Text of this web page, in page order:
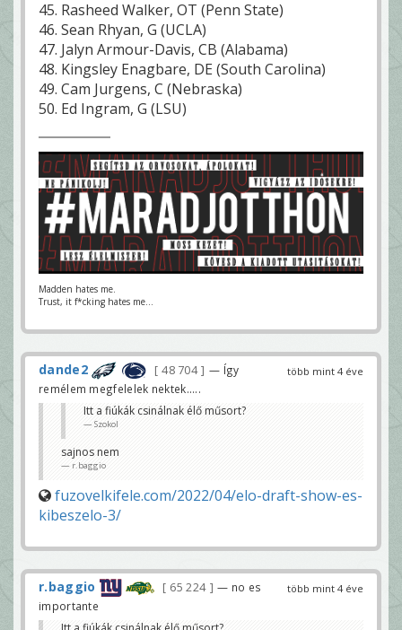
45. Rasheed Walker, OT (Penn State)
46. Sean Rhyan, G (UCLA)
47. Jalyn Armour-Davis, CB (Alabama)
48. Kingsley Enagbare, DE (South Carolina)
49. Cam Jurgens, C (Nebraska)
50. Ed Ingram, G (LSU)
Madden hates me.
Trust, it f*cking hates me...
több mint 4 éve
dande2 48 704
— Így
remélem megfelelek nektek.....
Itt a fiúkák csinálnak élő műsort?
Szokol
sajnos nem
r.baggio
fuzovelkifele.com/2022/04/elo-draft-show-es-
kibeszelo-3/
több mint 4 éve
r.baggio 65 224
— no es
importante